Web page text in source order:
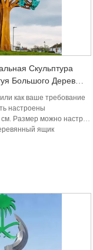
Скульптура
Большого Дерева
Абстрактное На
как ваше требование
настроены
Размер можно настроить
ящик